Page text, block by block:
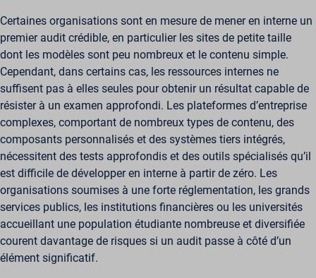
Certaines organisations sont en mesure de mener en interne un
premier audit crédible, en particulier les sites de petite taille
dont les modèles sont peu nombreux et le contenu simple.
Cependant, dans certains cas, les ressources internes ne
suffisent pas à elles seules pour obtenir un résultat capable de
résister à un examen approfondi. Les plateformes d’entreprise
complexes, comportant de nombreux types de contenu, des
composants personnalisés et des systèmes tiers intégrés,
nécessitent des tests approfondis et des outils spécialisés qu’il
est difficile de développer en interne à partir de zéro. Les
organisations soumises à une forte réglementation, les grands
services publics, les institutions financières ou les universités
accueillant une population étudiante nombreuse et diversifiée
courent davantage de risques si un audit passe à côté d’un
élément significatif.